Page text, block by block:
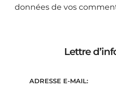
données de vos
Lettre
ADRESSE E-MAIL: